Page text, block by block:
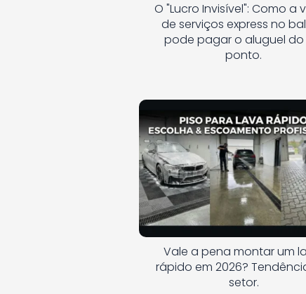
O "Lucro Invisível": Como a
de serviços express no
pode pagar o aluguel do
ponto.
Vale a pena montar um
rápido em 2026?
setor.